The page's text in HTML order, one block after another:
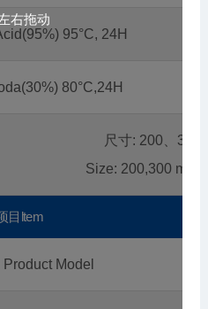
右拖动
95°C, 24H
80°C,24H
尺寸: 200、300
Size: 200,300 mm
目ltem
Model